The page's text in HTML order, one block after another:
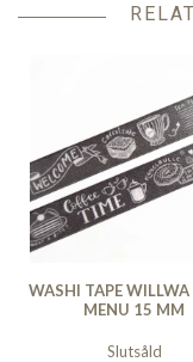
WASHI TAPE WILLWA
MENU 15 MM
Slutsåld